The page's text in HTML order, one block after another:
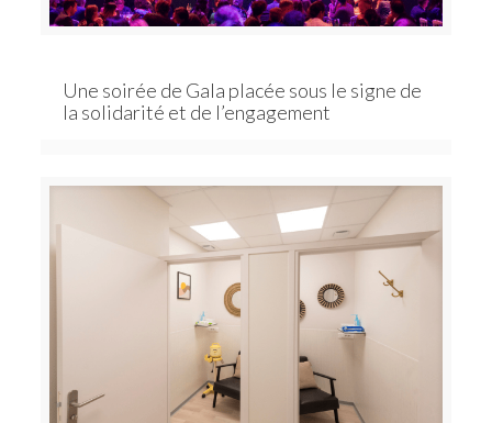
Une soirée de Gala placée sous le signe de
la solidarité et de l’engagement